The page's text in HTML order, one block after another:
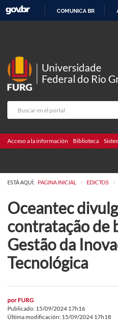
COMUNICA BR
Universidade
Federal do Rio
Acceso a la información Biblioteca
ESTÁ AQUÍ: PAGINA INICIAL > EDICTOS >
Oceantec
contratação de
Gestão da
Tecnológica
por FURG
Publicado: 15/09/2024 17h16
Última modificación: 15/09/2024 17h18